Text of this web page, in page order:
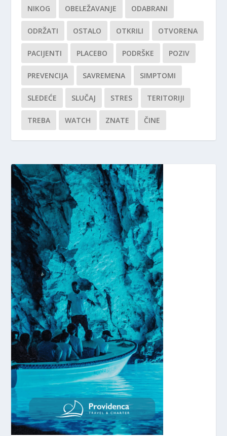
NIKOG OBELEŽAVANJE ODABRANI
ODRŽATI OSTALO OTKRILI OTVORENA
PACIJENTI PLACEBO PODRŠKE POZIV
PREVENCIJA SAVREMENA SIMPTOMI
SLEDEĆE SLUČAJ STRES TERITORIJI
TREBA WATCH ZNATE ČINE